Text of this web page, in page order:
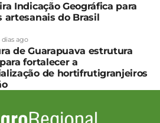
Indicação Geográfica para
artesanais do Brasil
dias ago
de Guarapuava estrutura
fortalecer a
de hortifrutigranjeiros